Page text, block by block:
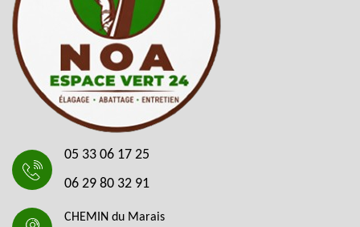
05 33 06 17 25
06 29 80 32 91
CHEMIN du Marais